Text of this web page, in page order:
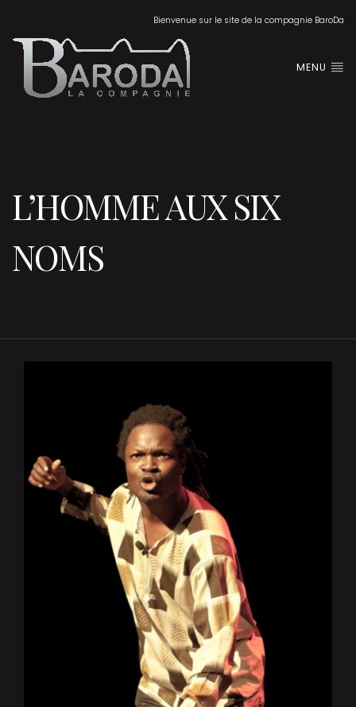
Bienvenue sur le site de la compagnie BaroDa
MENU
L’HOMME AUX SIX
NOMS